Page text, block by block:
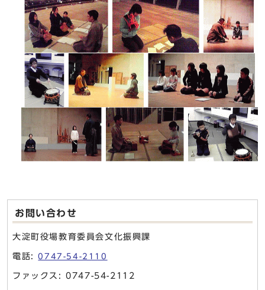
お問い合わせ
大淀町役場教育委員会文化振興課
電話:0747-54-2110
ファックス: 0747-54-2112